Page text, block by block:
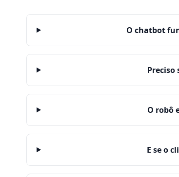
O chatbot
O robô
E se o